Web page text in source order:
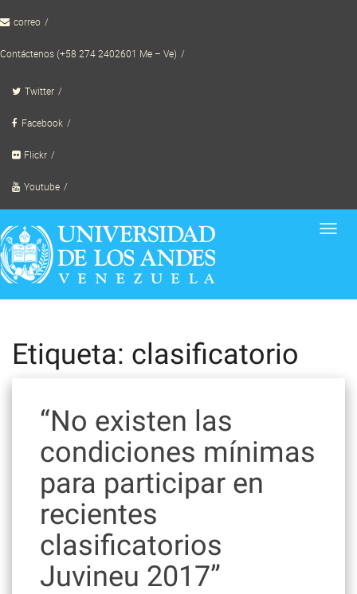
to correo
Contáctenos (+58 274 2402601 Me – Ve)
Twitter
Facebook
Flickr
Youtube
Etiqueta: clasificatorio
“No existen las
condiciones mínimas
para participar en
recientes
clasificatorios
Juvineu 2017”